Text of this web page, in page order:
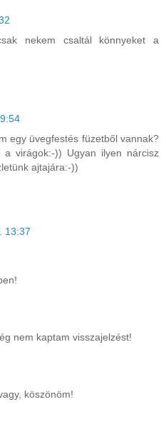
nekem csaltál könnyeket a
egy üvegfestés füzetből vannak?
a virágok:-)) Ugyan ilyen nárcisz
ajtajára:-))
13:37
nem kaptam visszajelzést!
köszönöm!